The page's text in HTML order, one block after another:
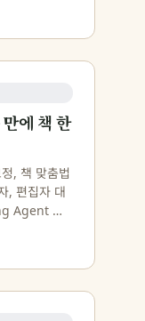
에 책 한
, 책 맞춤법
, 편집자 대
Agent 첫